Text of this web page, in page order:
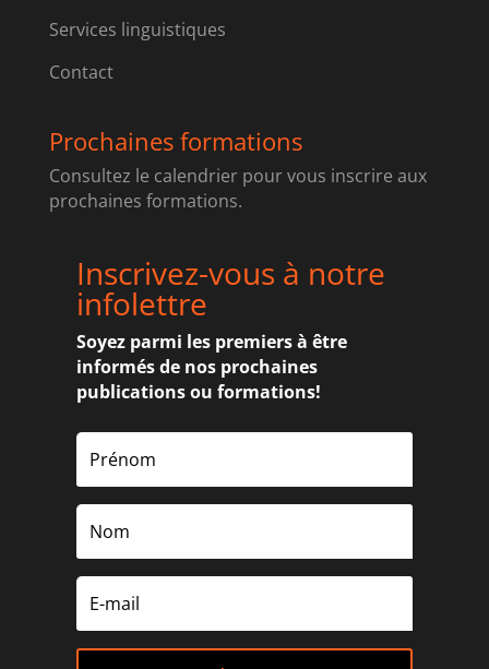
Services linguistiques
Contact
Prochaines formations
Consultez le calendrier pour vous inscrire aux
prochaines formations.
Inscrivez-vous à notre
infolettre
Soyez parmi les premiers à être
informés de nos prochaines
publications ou formations!